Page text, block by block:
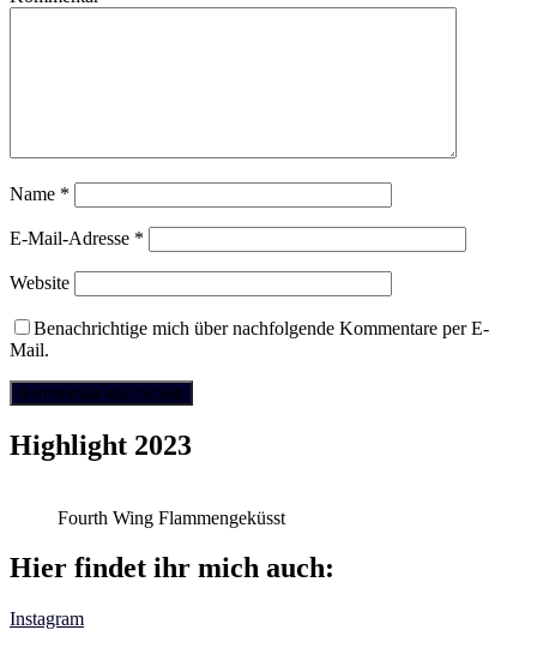
Name *
E-Mail-Adresse *
Website
Benachrichtige mich über nachfolgende Kommentare per E-
Mail.
Highlight 2023
Fourth Wing Flammengeküsst
Hier findet ihr mich auch:
Instagram